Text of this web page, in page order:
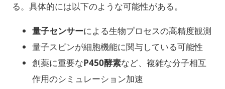
る。具体的には以下のような可能性がある。
量子センサーによる生物プロセスの高精度観測
量子スピンが細胞機能に関与している可能性
創薬に重要なP450酵素など、複雑な分子相互
作用のシミュレーション加速